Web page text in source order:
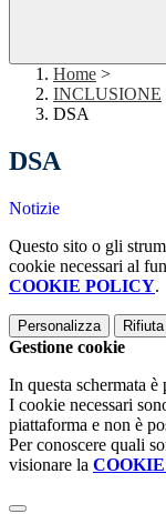
Home >
INCLUSIONE
DSA
DSA
Notizie
Questo sito o gli
cookie necessari al
COOKIE POLICY.
Personalizza
Gestione cookie
In questa schermata
I cookie necessari
piattaforma e non è
Per conoscere quali
visionare la